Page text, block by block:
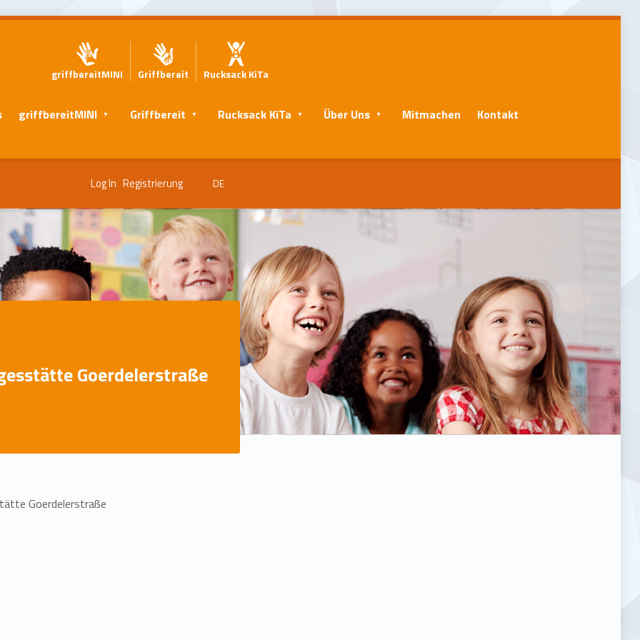
griffbereitMINI Griffbereit Rucksack KiTa
griffbereitMINI Griffbereit Rucksack KiTa Über Uns Mitmachen Kontakt
Log In Registrierung DE
Goerdelerstraße
Goerdelerstraße